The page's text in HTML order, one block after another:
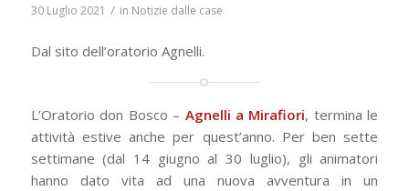
30 Luglio 2021 / in Notizie dalle case
Dal sito dell’oratorio Agnelli.
L’Oratorio don Bosco – Agnelli a Mirafiori, termina le
attività estive anche per quest’anno. Per ben sette
settimane (dal 14 giugno al 30 luglio), gli animatori
hanno dato vita ad una nuova avventura in un